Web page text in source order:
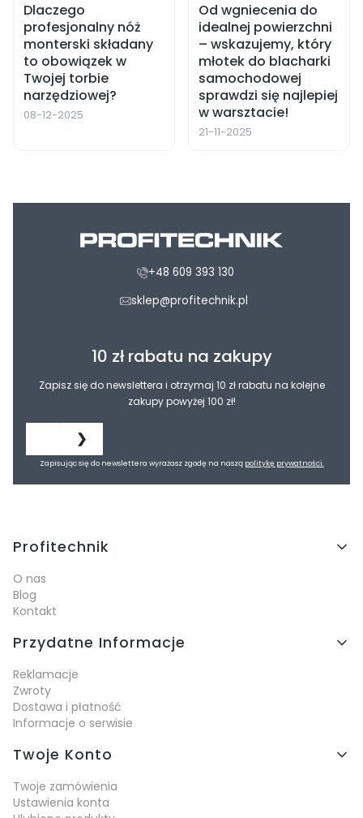
Dlaczego
profesjonalny nóż
monterski składany
to obowiązek w
Twojej torbie
narzędziowej?
08-12-2025
Od wgniecenia do
idealnej powierzchni
– wskazujemy, który
młotek do blacharki
samochodowej
sprawdzi się najlepiej
w warsztacie!
21-11-2025
+48 609 393 130
sklep@profitechnik.pl
10 zł rabatu na zakupy
Zapisz się do newslettera i otrzymaj 10 zł rabatu na kolejne
zakupy powyżej 100 zł!
❯
Zapisując się do newslettera wyrażasz zgodę na naszą politykę prywatności.
Linki w stopce
Profitechnik
O nas
Blog
Kontakt
Przydatne Informacje
Reklamacje
Zwroty
Dostawa i płatność
Informacje o serwisie
Twoje Konto
Twoje zamówienia
Ustawienia konta